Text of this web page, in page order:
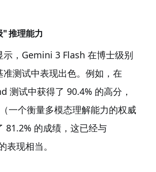
推理能力
示，Gemini 3 Flash 在博士级别
准测试中表现出色。例如，在
测试中获得了 90.4% 的高分，
一个衡量多模态理解能力的权威
81.2% 的成绩，这已经与
现相当。